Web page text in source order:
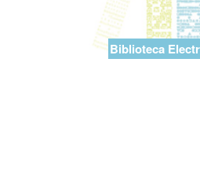
Biblioteca